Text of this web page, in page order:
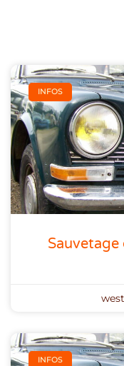
INFOS
Sauvetage
INFOS